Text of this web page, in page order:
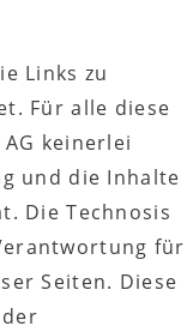
Links zu
Für alle diese
keinerlei
und die Inhalte
Die Technosis
für
Seiten. Diese